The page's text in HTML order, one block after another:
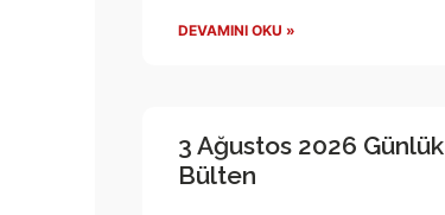
DEVAMINI OKU »
3 Ağustos 2026 Günlük
Bülten